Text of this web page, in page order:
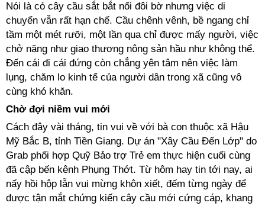
Nói là có cây cầu sắt bắt nối đôi bờ nhưng việc di
chuyển vẫn rất hạn chế. Cầu chênh vênh, bề ngang chỉ
tầm một mét rưỡi, một lần qua chỉ được mấy người, việc
chở nặng như giao thương nông sản hầu như không thể.
Đến cái đi cái đứng còn chẳng yên tâm nên việc làm
lụng, chăm lo kinh tế của người dân trong xã cũng vô
cùng khó khăn.
Chờ đợi niềm vui mới
Cách đây vài tháng, tin vui về với bà con thuộc xã Hậu
Mỹ Bắc B, tỉnh Tiền Giang. Dự án "Xây Cầu Đến Lớp" do
Grab phối hợp Quỹ Bảo trợ Trẻ em thực hiện cuối cùng
đã cập bến kênh Phụng Thớt. Từ hôm hay tin tới nay, ai
nấy hồi hộp lẫn vui mừng khôn xiết, đếm từng ngày để
được tận mắt chứng kiến cây cầu mới cứng cáp, khang